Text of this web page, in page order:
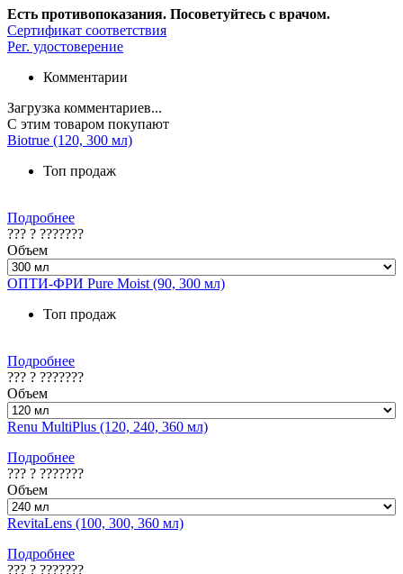
Есть противопоказания. Посоветуйтесь с врачом.
Сертификат соответствия
Рег. удостоверение
Комментарии
Загрузка комментариев...
С этим товаром покупают
Biotrue (120, 300 мл)
Топ продаж
Подробнее
??? ? ???????
Объем
ОПТИ-ФРИ Pure Moist (90, 300 мл)
Топ продаж
Подробнее
??? ? ???????
Объем
Renu MultiPlus (120, 240, 360 мл)
Подробнее
??? ? ???????
Объем
RevitaLens (100, 300, 360 мл)
Подробнее
??? ? ???????